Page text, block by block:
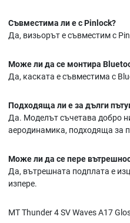
Съвместима ли е с Pinlock?
Да, визьорът е съвместим с
Може ли да се монтира
Да, каската е съвместима с
Подходяща ли е за дълги
Да. Моделът съчетава добро
аеродинамика, подходяща за
Може ли да се пере
Да, вътрешната подплата е
изпере.
MT Thunder 4 SV Waves A17